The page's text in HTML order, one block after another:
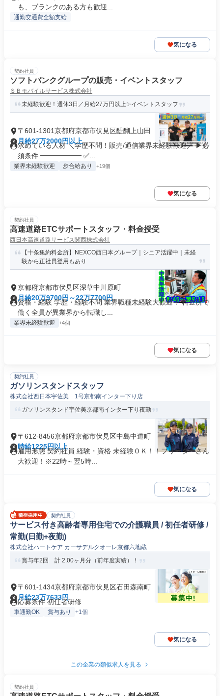
も、ブランクのある方も歓迎...
通勤交通費全額支給
気になる
契約社員
ソフトバンクグループの販売・イベントスタッフ
ＳＢモバイルサービス株式会社
未経験歓迎！週休3日／月給27万円以上✨イベントスタッフ
〒601-1301京都府京都市伏見区醍醐上山田
月給27万2000円以上
求めている人材 ＼学歴不問！販売/通信業界未経験歓迎／ ▶必
須条件 ━━━━━━ ✅...
業界未経験歓迎 歩合給あり +19個
気になる
契約社員
高速道路ETCサポートスタッフ・料金授受
西日本高速道路サービス関西株式会社
【十条集約料金所】NEXCO西日本グループ｜シニア活躍中｜未経
験から正社員登用もあり
京都府京都市伏見区深草中川原町
月給20万9700円～22万7700円
資格・経験 学歴・経験不問 業界職種未経験大歓迎！ 料金所で
働く全員が異業界から転職し...
業界未経験歓迎 +4個
気になる
契約社員
ガソリンスタンドスタッフ
株式会社西日本宇佐美 1号京都南インター下り店
ガソリンスタンド宇佐美京都南インター下り夜勤
〒612-8456京都府京都市伏見区中島中道町
時給1225円以上
雇用形態 契約社員 経験・資格 未経験ＯＫ！！フリーターさん
大歓迎！※22時～翌5時...
気になる
契約社員
サービス付き高齢者専用住宅での介護職員 / 初任者研修 /
常勤(日勤+夜勤)
株式会社ハートケア カーサデルクオーレ京都六地蔵
賞与年2回 計 2.00ヶ月分（前年度実績）！
〒601-1434京都府京都市伏見区石田森南町
月給23万7633円
応募条件 初任者研修
車通勤OK 賞与あり +1個
気になる
この企業の類似求人を見る
契約社員